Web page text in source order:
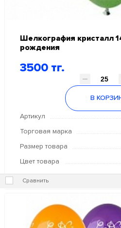
Шелкография кристалл
рождения
3500 тг.
В
Артикул
Торговая марка
Размер товара
Цвет товара
Сравнить